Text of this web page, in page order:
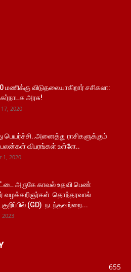
மணிக்கு விடுதலையாகிறார் சசிகலா:
அரசு!
2020
பெயர்ச்சி..அனைத்து ராசிகளுக்கும்
விபரங்கள் உள்ளே..
1, 2020
அருகே காவல் உதவி பெண்
வழக்கறிஞர்கள் தொந்தரவால்
(GD) நடந்தவற்றை...
2023
655